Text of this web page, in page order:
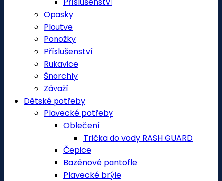
Opasky
Ploutve
Ponožky
Příslušenství
Rukavice
Šnorchly
Závaží
Dětské potřeby
Plavecké potřeby
Oblečení
Trička do vody RASH GUARD
Čepice
Bazénové pantofle
Plavecké brýle